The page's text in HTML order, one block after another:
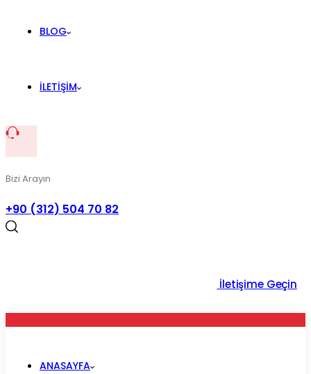
BLOG
İLETIŞIM
Bizi Arayın
+90 (312) 504 70 82
İletişime Geçin
ANASAYFA